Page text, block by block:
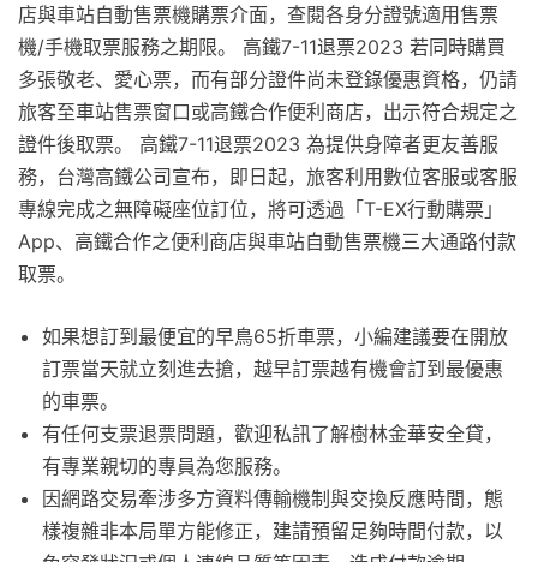
店與車站自動售票機購票介面，查閱各身分證號適用售票
機/手機取票服務之期限。 高鐵7-11退票2023 若同時購買
多張敬老、愛心票，而有部分證件尚未登錄優惠資格，仍請
旅客至車站售票窗口或高鐵合作便利商店，出示符合規定之
證件後取票。 高鐵7-11退票2023 為提供身障者更友善服
務，台灣高鐵公司宣布，即日起，旅客利用數位客服或客服
專線完成之無障礙座位訂位，將可透過「T-EX行動購票」
App、高鐵合作之便利商店與車站自動售票機三大通路付款
取票。
如果想訂到最便宜的早鳥65折車票，小編建議要在開放
訂票當天就立刻進去搶，越早訂票越有機會訂到最優惠
的車票。
有任何支票退票問題，歡迎私訊了解樹林金華安全貸，
有專業親切的專員為您服務。
因網路交易牽涉多方資料傳輸機制與交換反應時間，態
樣複雜非本局單方能修正，建請預留足夠時間付款，以